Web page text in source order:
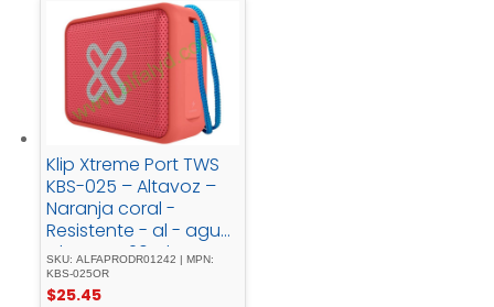
Klip Xtreme Port TWS
KBS-025 – Altavoz –
Naranja coral -
Resistente - al - agua
- hasta - 20 - horas -
IPX7
SKU: ALFAPRODR01242 | MPN:
KBS-025OR
$25.45